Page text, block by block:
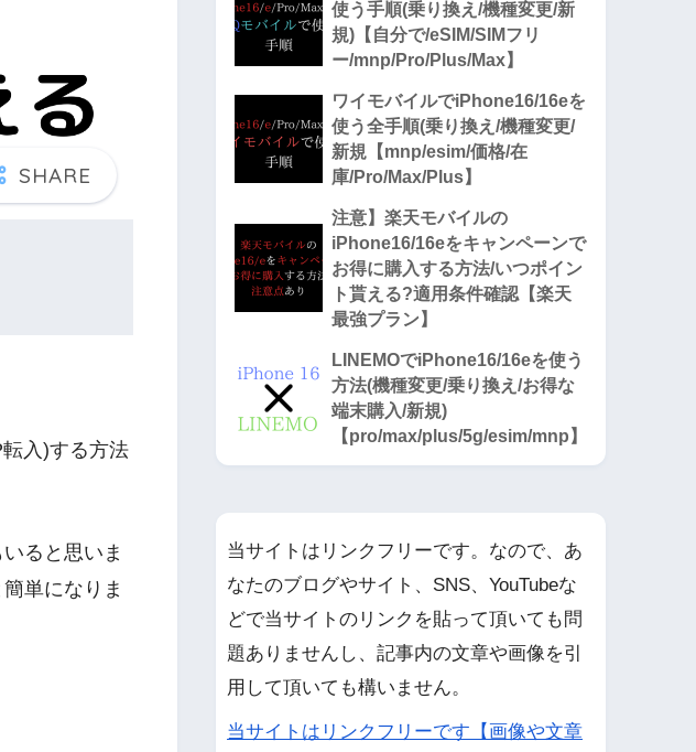
入)する方法
ると思いま
単になりま
使う手順(乗り換え/機種変更/新
規)【自分で/eSIM/SIMフリ
ー/mnp/Pro/Plus/Max】
ワイモバイルでiPhone16/16eを
使う全手順(乗り換え/機種変更/
新規【mnp/esim/価格/在
庫/Pro/Max/Plus】
注意】楽天モバイルの
iPhone16/16eをキャンペーンで
お得に購入する方法/いつポイン
ト貰える?適用条件確認【楽天
最強プラン】
LINEMOでiPhone16/16eを使う
方法(機種変更/乗り換え/お得な
端末購入/新規)
【pro/max/plus/5g/esim/mnp】
当サイトはリンクフリーです。なので、あ
なたのブログやサイト、SNS、YouTubeな
どで当サイトのリンクを貼って頂いても問
題ありませんし、記事内の文章や画像を引
用して頂いても構いません。
当サイトはリンクフリーです【画像や文章